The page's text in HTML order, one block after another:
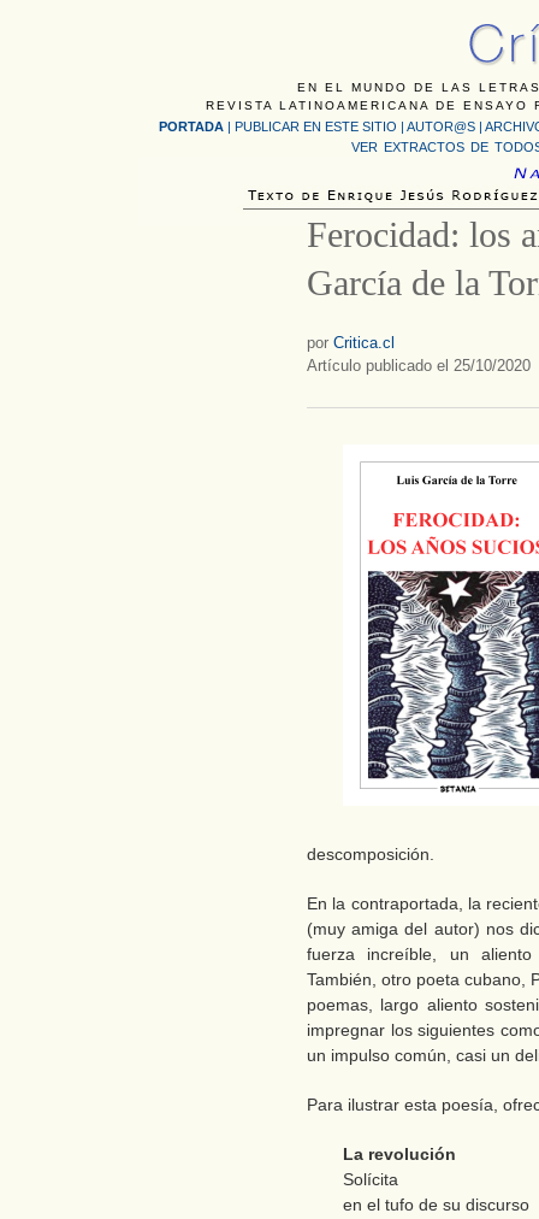
EN EL MUNDO DE LAS
REVISTA LATINOAMERICANA DE
PORTADA | PUBLICAR EN ESTE SITIO | AUTOR@S |
VER EXTRACTOS DE
Ferocidad: los
García de la
por Critica.cl
Artículo publicado el 25/10/2020
descomposición.
En la contraportada, la
(muy amiga del autor) nos
fuerza increíble, un
También, otro poeta cubano,
poemas, largo aliento
impregnar los siguientes
un impulso común, casi un
Para ilustrar esta poesía,
La revolución
Solícita
en el tufo de su discurso